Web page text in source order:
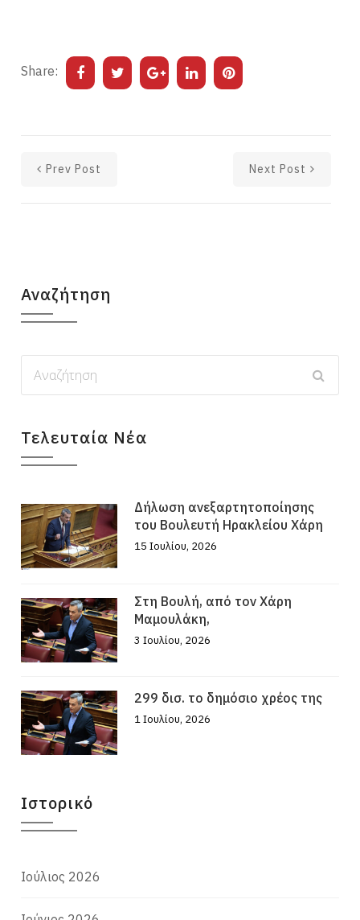
Share:
Prev Post Next Post
Αναζήτηση
Τελευταία Νέα
Δήλωση ανεξαρτητοποίησης
του Βουλευτή Ηρακλείου Χάρη
15 Ιουλίου, 2026
Στη Βουλή, από τον Χάρη
Μαμουλάκη,
3 Ιουλίου, 2026
299 δισ. το δημόσιο χρέος της
1 Ιουλίου, 2026
Ιστορικό
Ιούλιος 2026